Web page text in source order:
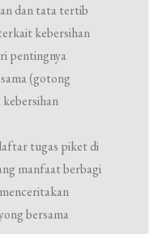
dan tata tertib
kebersihan
pentingnya
(gotong
tugas piket di
manfaat berbagi
bersama